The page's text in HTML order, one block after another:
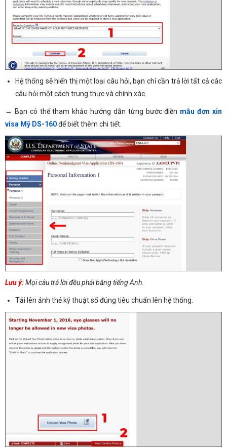
Hệ thống sẽ hiển thị một loại câu hỏi, bạn chỉ cần trả lời tất cả các
câu hỏi một cách trung thực và chính xác.
→ Bạn có thể tham khảo hướng dẫn từng bước điền mẫu đơn xin
visa Mỹ DS-160để biết thêm chi tiết.
Lưu ý:Mọi câu trả lời đều phải bằng tiếng Anh.
Tải lên ảnh thẻ kỹ thuật số đúng tiêu chuẩn lên hệ thống.